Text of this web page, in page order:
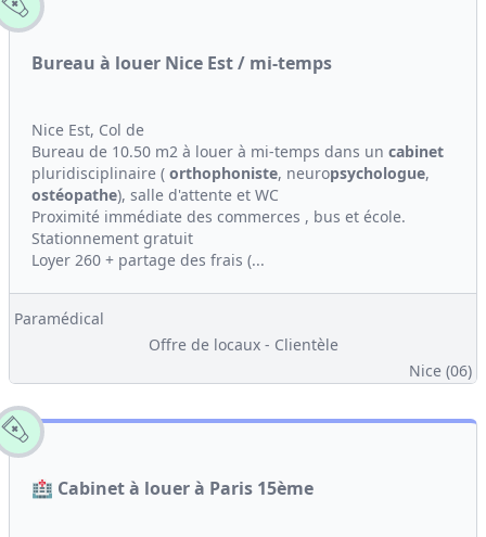
Bureau à louer Nice Est / mi-temps
Nice Est, Col de
Bureau de 10.50 m2 à louer à mi-temps dans un cabinet
pluridisciplinaire ( orthophoniste, neuropsychologue,
ostéopathe), salle d'attente et WC
Proximité immédiate des commerces , bus et école.
Stationnement gratuit
Loyer 260 + partage des frais (...
Paramédical
Offre de locaux - Clientèle
Nice (06)
🏥 Cabinet à louer à Paris 15ème